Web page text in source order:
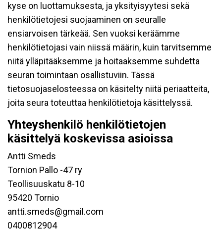
kyse on luottamuksesta, ja yksityisyytesi sekä
henkilötietojesi suojaaminen on seuralle
ensiarvoisen tärkeää. Sen vuoksi keräämme
henkilötietojasi vain niissä määrin, kuin tarvitsemme
niitä ylläpitääksemme ja hoitaaksemme suhdetta
seuran toimintaan osallistuviin. Tässä
tietosuojaselosteessa on käsitelty niitä periaatteita,
joita seura toteuttaa henkilötietoja käsittelyssä.
Yhteyshenkilö henkilötietojen
käsittelyä koskevissa asioissa
Antti Smeds
Tornion Pallo -47 ry
Teollisuuskatu 8-10
95420 Tornio
antti.smeds@gmail.com
0400812904